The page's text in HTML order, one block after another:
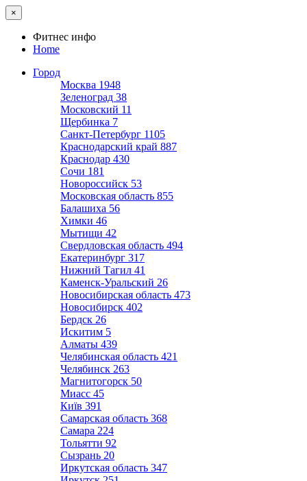
×
Фитнес инфо
Home
Город
Москва 1948
Зеленоград 38
Московский 11
Щербинка 7
Санкт-Петербург 1105
Краснодарский край 887
Краснодар 430
Сочи 181
Новороссийск 53
Московская область 855
Балашиха 56
Химки 46
Мытищи 42
Свердловская область 494
Екатеринбург 317
Нижний Тагил 41
Каменск-Уральский 26
Новосибирская область 473
Новосибирск 402
Бердск 26
Искитим 5
Алматы 439
Челябинская область 421
Челябинск 263
Магнитогорск 50
Миасс 45
Київ 391
Самарская область 368
Самара 224
Тольятти 92
Сызрань 20
Иркутская область 347